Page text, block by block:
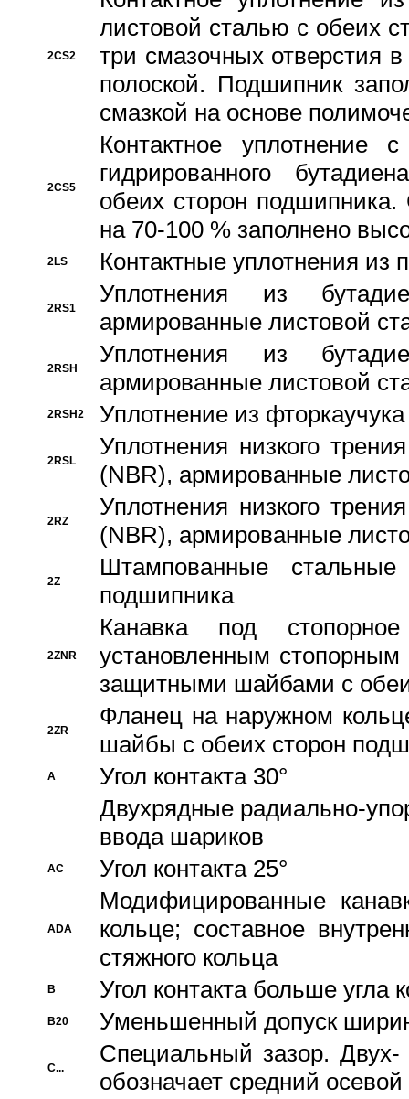
2CS2
листовой сталью с обеих
три смазочных отверстия
полоской. Подшипник
смазкой на основе
2CS5
Контактное уплотнение
гидрированного
обеих сторон
на 70-100 % заполнено
2LS Контактные уплотнения из
2RS1
Уплотнения из
армированные листовой
2RSH
Уплотнения из
армированные листовой
2RSH2 Уплотнение из
2RSL
Уплотнения низкого
(NBR), армированные
2RZ
Уплотнения низкого
(NBR), армированные
2Z
Штампованные
подшипника
2ZNR
Канавка под
установленным
защитными шайбами с
2ZR
Фланец на наружном
шайбы с обеих сторон
A
Угол контакта 30°
Двухрядные радиально-
ввода шариков
AC Угол контакта 25°
ADA
Модифицированные
кольце; составное
стяжного кольца
B Угол контакта больше угла
B20 Уменьшенный допуск
C...
Специальный зазор.
обозначает средний